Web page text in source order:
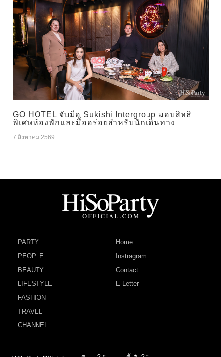
GO HOTEL จับมือ Sukishi Intergroup มอบสิทธิ
พิเศษห้องพักและมื้ออร่อยสำหรับนักเดินทาง
7 สิงหาคม 2569
PARTY
PEOPLE
BEAUTY
LIFESTYLE
FASHION
TRAVEL
CHANNEL
Home
Instragram
Contact
E-Letter